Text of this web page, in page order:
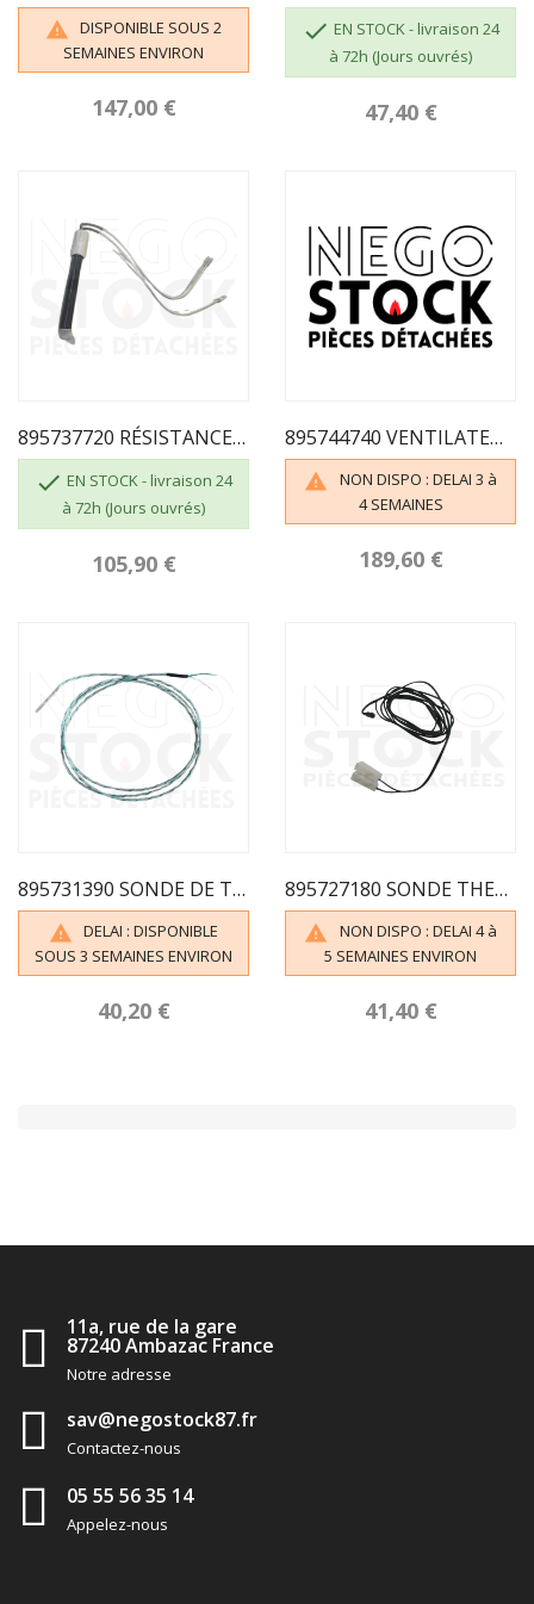

DISPONIBLE SOUS 2
SEMAINES ENVIRON
147,00 €
 EN STOCK - livraison 24
à 72h (Jours ouvrés)
47,40 €
895737720 RÉSISTANCE THIVA CÉRAMIQUE
 EN STOCK - livraison 24
à 72h (Jours ouvrés)
105,90 €
895744740 VENTILATEUR TANGENTIEL

NON DISPO : DELAI 3 à
4 SEMAINES
189,60 €
895731390 SONDE DE TEMPERATURE FUMEES PALAZZETTI

DELAI : DISPONIBLE
SOUS 3 SEMAINES ENVIRON
40,20 €
895727180 SONDE THERMOSTAT D'AMBIANCE

NON DISPO : DELAI 4 à
5 SEMAINES ENVIRON
41,40 €
11a, rue de la gare
87240 Ambazac France
Notre adresse
sav@negostock87.fr
Contactez-nous
05 55 56 35 14
Appelez-nous